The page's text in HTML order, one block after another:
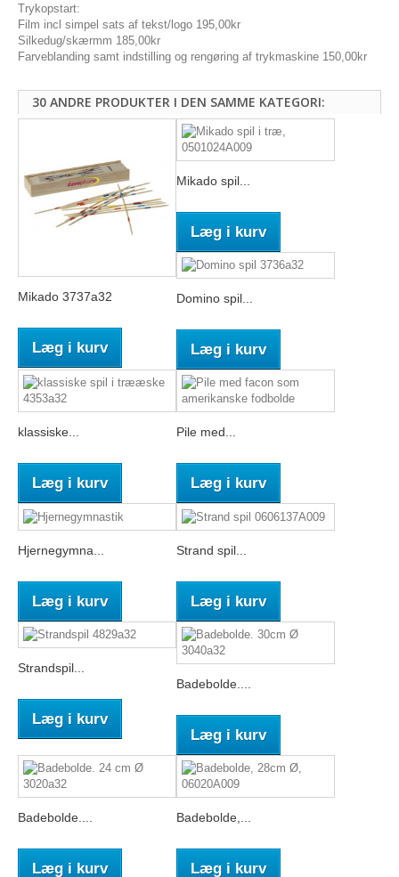
Trykopstart:
Film incl simpel sats af tekst/logo 195,00kr
Silkedug/skærmm 185,00kr
Farveblanding samt indstilling og rengøring af trykmaskine 150,00kr
30 ANDRE PRODUKTER I DEN SAMME KATEGORI:
Mikado 3737a32
Læg i kurv
Mikado spil...
Læg i kurv
Domino spil...
Læg i kurv
klassiske...
Læg i kurv
Pile med...
Læg i kurv
Hjernegymna...
Læg i kurv
Strand spil...
Læg i kurv
Strandspil...
Læg i kurv
Badebolde....
Læg i kurv
Badebolde....
Læg i kurv
Badebolde,...
Læg i kurv